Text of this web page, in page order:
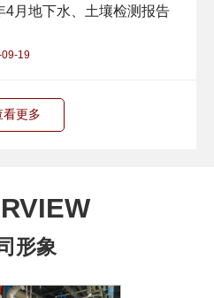
4月地下水、土壤检测报告
19
看更多
形象